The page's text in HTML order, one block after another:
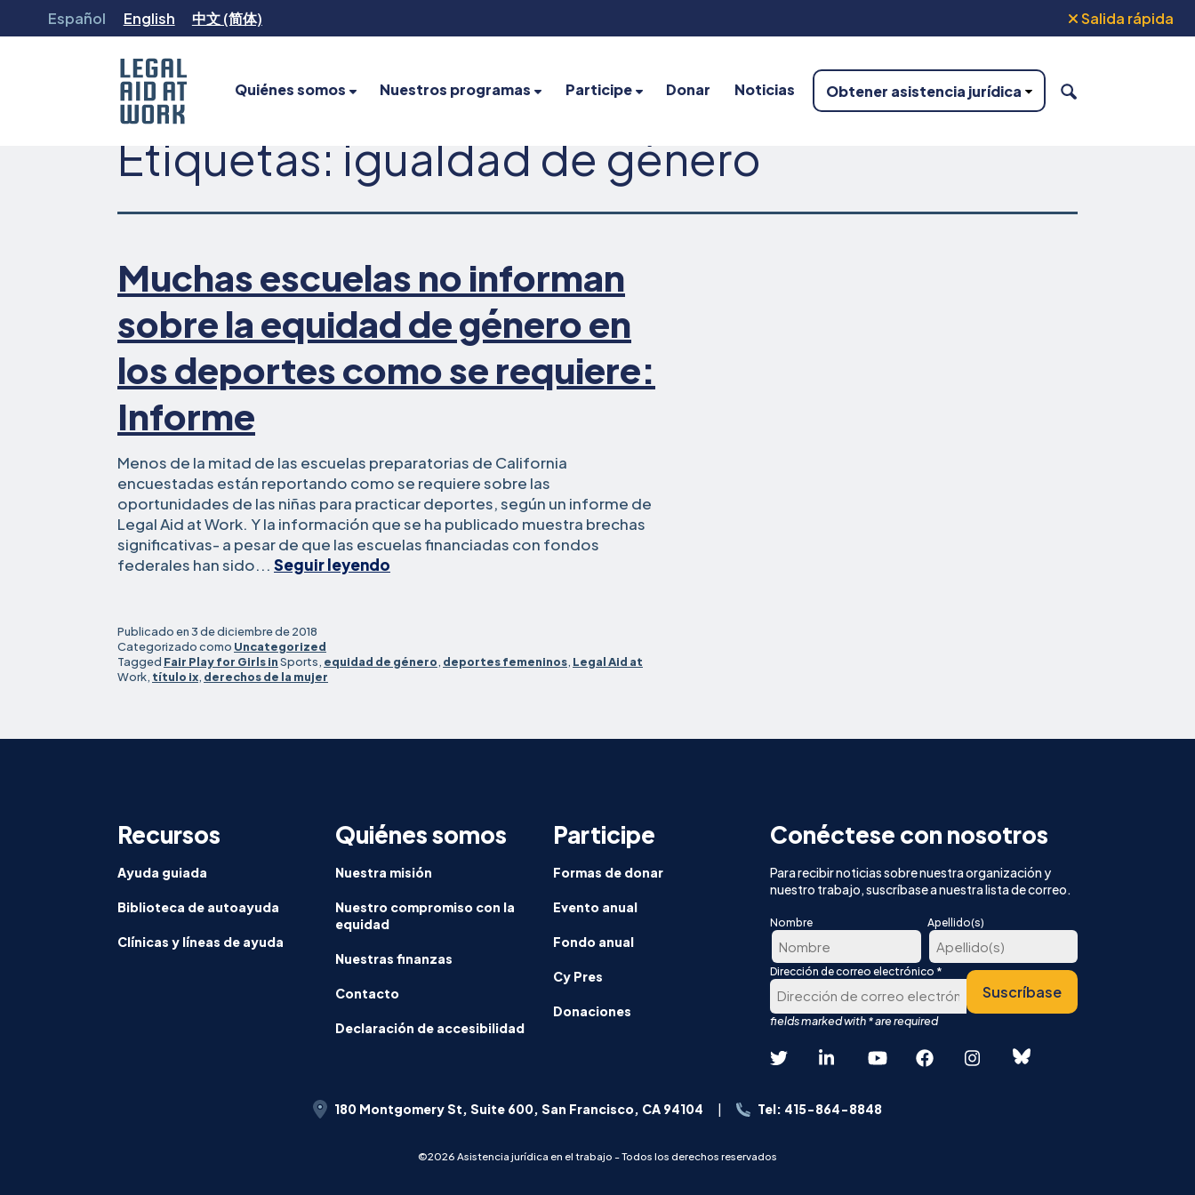
Español English 中文 (简体) Salida rápida
Legal
Aid
at
Quiénes somos Nuestros programas Participe Donar Noticias Obtener asistencia jurídica BUSCAR
Etiquetas: igualdad de género
Muchas escuelas no informan
sobre la equidad de género en
los deportes como se requiere:
Informe
Menos de la mitad de las escuelas preparatorias de California
encuestadas están reportando como se requiere sobre las
oportunidades de las niñas para practicar deportes, según un informe de
Legal Aid at Work. Y la información que se ha publicado muestra brechas
significativas- a pesar de que las escuelas financiadas con fondos
federales han sido... Seguir leyendo
la
se
requiere:
Informe
Publicado en3 de diciembre de 2018
Categorizado como Uncategorized
Tagged Fair Play for Girls inSports, equidad de género, deportes femeninos, Legal Aid at
Work, título ix, derechos de la mujer
Recursos
Ayuda guiada
Biblioteca de autoayuda
Clínicas y líneas de ayuda
Quiénes somos
Nuestra misión
Nuestro compromiso con la
equidad
Nuestras finanzas
Contacto
Declaración de accesibilidad
Participe
Formas de donar
Evento anual
Fondo anual
Cy Pres
Donaciones
Conéctese con nosotros
Para recibir noticias sobre nuestra organización y
nuestro trabajo, suscríbase a nuestra lista de correo.
Nombre
En
primer
lugar
Apellido(s)
Última
Dirección de correo electrónico *
Suscríbase
180 Montgomery St, Suite 600, San Francisco, CA 94104 Tel: 415-864-8848
©2026 Asistencia jurídica en el trabajo - Todos los derechos reservados